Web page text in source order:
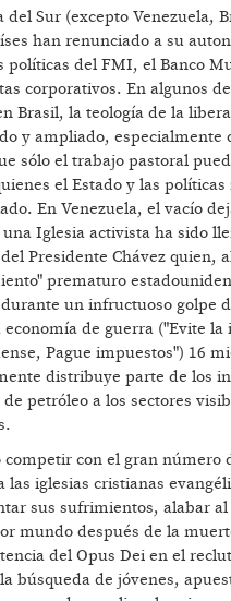
del Sur (excepto Venezuela,
han renunciado a su
políticas del FMI, el Banco
corporativos. En algunos
Brasil, la teología de la
y ampliado, especialmente
sólo el trabajo pastoral
el Estado y las
En Venezuela, el vacío
Iglesia activista ha sido
Presidente Chávez quien,
prematuro
un infructuoso golpe
economía de guerra ("Evite la
Pague impuestos") 16
distribuye parte de los
petróleo a los sectores
con el gran número
las iglesias cristianas
sus sufrimientos, alabar al
mundo después de la
del Opus Dei en el
búsqueda de jóvenes,